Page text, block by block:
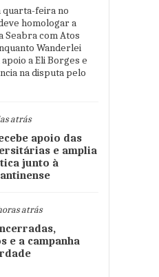
quarta-feira no
homologar a
Seabra com Atos
Wanderlei
a Eli Borges e
na disputa pelo
atrás
apoio das
e amplia
junto à
atrás
e a campanha